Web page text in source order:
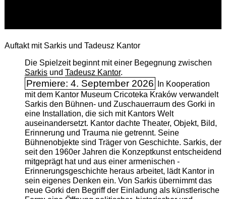
Auftakt mit Sarkis und Tadeusz Kantor
Die Spielzeit beginnt mit einer Begegnung zwischen
Sarkisund Tadeusz Kantor.
Premiere: 4. September 2026
In Kooperation
mit dem Kantor Museum Cricoteka Kraków verwandelt
Sarkis den Bühnen- und Zuschauerraum des Gorki in
eine Installation, die sich mit Kantors Welt
auseinandersetzt. Kantor dachte Theater, Objekt, Bild,
Erinnerung und Trauma nie getrennt. Seine
Bühnenobjekte sind Träger von Geschichte. Sarkis, der
seit den 1960er Jahren die Konzeptkunst entscheidend
mitgeprägt hat und aus einer armenischen ­
Erinnerungsgeschichte heraus arbeitet, lädt Kantor in
sein eigenes Denken ein. Von Sarkis übernimmt das
neue Gorki den Begriff der Einladung als künstlerische